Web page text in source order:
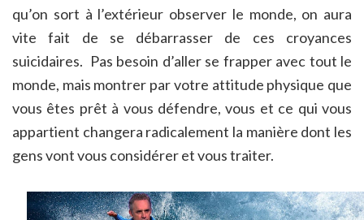
qu’on sort à l’extérieur observer le monde, on aura
vite fait de se débarrasser de ces croyances
suicidaires. Pas besoin d’aller se frapper avec tout le
monde, mais montrer par votre attitude physique que
vous êtes prêt à vous défendre, vous et ce qui vous
appartient changera radicalement la manière dont les
gens vont vous considérer et vous traiter.